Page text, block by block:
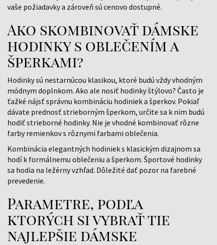
vaše požiadavky a zároveň sú cenovo dostupné.
Ako skombinovať dámske
hodinky s oblečením a
šperkami?
Hodinky sú nestarnúcou klasikou, ktoré budú vždy vhodným
módnym doplnkom. Ako ale nosiť hodinky štýlovo? Často je
ťažké nájsť správnu kombináciu hodiniek a šperkov. Pokiaľ
dávate prednosť strieborným šperkom, určite sa k nim budú
hodiť strieborné hodinky. Nie je vhodné kombinovať rôzne
farby remienkov s rôznymi farbami oblečenia.
Kombinácia elegantných hodiniek s klasickým dizajnom sa
hodí k formálnemu oblečeniu a šperkom. Športové hodinky
sa hodia na ležérny vzhľad. Dôležité dať pozor na farebné
prevedenie.
Parametre, podľa
ktorých si vybrať tie
najlepšie dámske